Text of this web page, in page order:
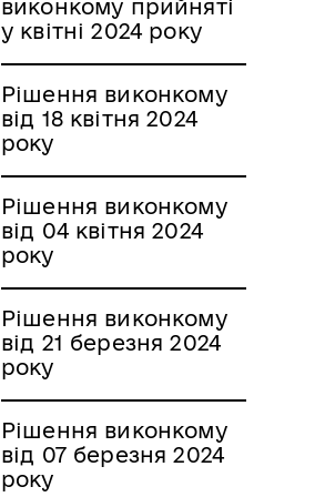
виконкому прийняті
у квітні 2024 року
Рішення виконкому
від 18 квітня 2024
року
Рішення виконкому
від 04 квітня 2024
року
Рішення виконкому
від 21 березня 2024
року
Рішення виконкому
від 07 березня 2024
року